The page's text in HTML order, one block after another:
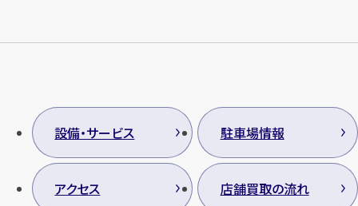
設備・サービス 駐車場情報
アクセス 店舗買取の流れ